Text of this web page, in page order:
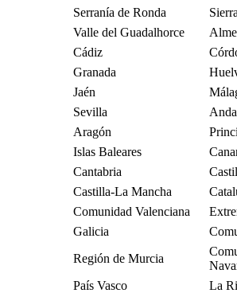
Serranía de Ronda
Valle del Guadalhorce
Cádiz
Granada
Jaén
Sevilla
Aragón
Islas Baleares
Cantabria
Castilla-La Mancha
Comunidad Valenciana
Galicia
Región de Murcia
País Vasco
La